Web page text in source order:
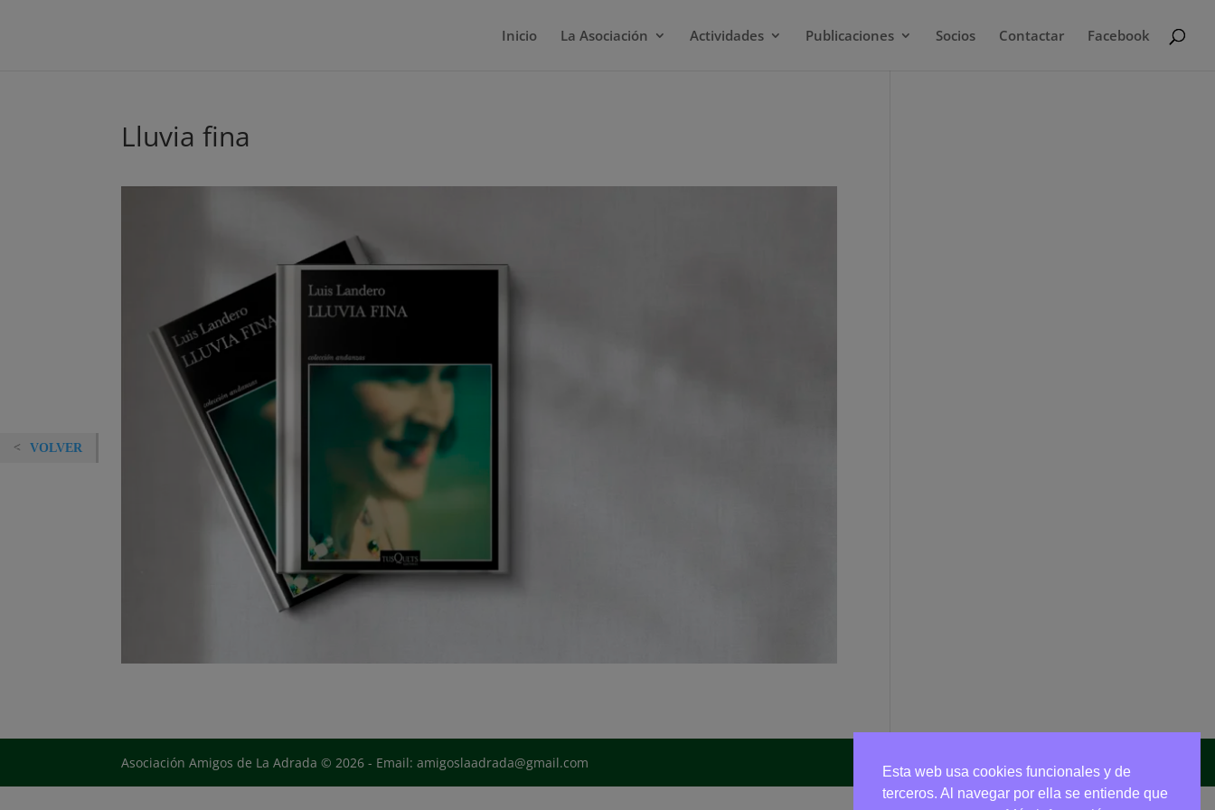
Inicio La Asociación Actividades Publicaciones Socios Contactar Facebook
Lluvia fina
Asociación Amigos de La Adrada © 2026 - Email: amigoslaadrada@gmail.com
VOLVER
Esta web usa cookies funcionales y de
terceros. Al navegar por ella se entiende que